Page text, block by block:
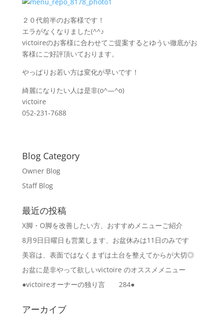
２０代前半のお客様です！
エラがなくなりました(^^♪
victoireのお客様に合わせてご提案するとゆうい徹底がお
客様にご好評頂いております。
やっぱりお若い方は変化が早いです！
綺麗になりたい人は是非(o^―^o)
victoire
052-231-7688
Blog Category
Owner Blog
Staff Blog
最近の投稿
X脚・O脚を改善したい方、おすすめメニューご紹介
8月9日日曜日も営業します、お盆休みは11日のみです
美容は、表面ではなくまずは土台を整えてからが大切◎
お盆に是非やって欲しいvictoire のオススメメニュー
●victoireオーナーの独り言 284●
アーカイブ